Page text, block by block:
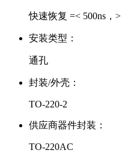
快速恢复 =< 500ns，>
安装类型：
通孔
封装/外壳：
TO-220-2
供应商器件封装：
TO-220AC